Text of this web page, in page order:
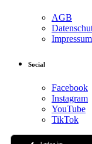
AGB
Impressum
Social
Facebook
Instagram
YouTube
TikTok